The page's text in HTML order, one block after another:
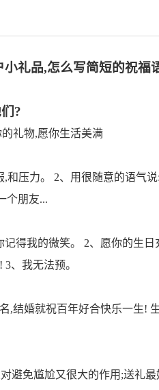
礼品,怎么写简短的祝福
?
礼物,愿你生活美满
和压力。 2、用很随意的语气
个朋友...
得我的微笑。 2、愿你的生
、我无法预。
,结婚就祝百年好合快乐一生!
避免尴尬又很大的作用;送礼